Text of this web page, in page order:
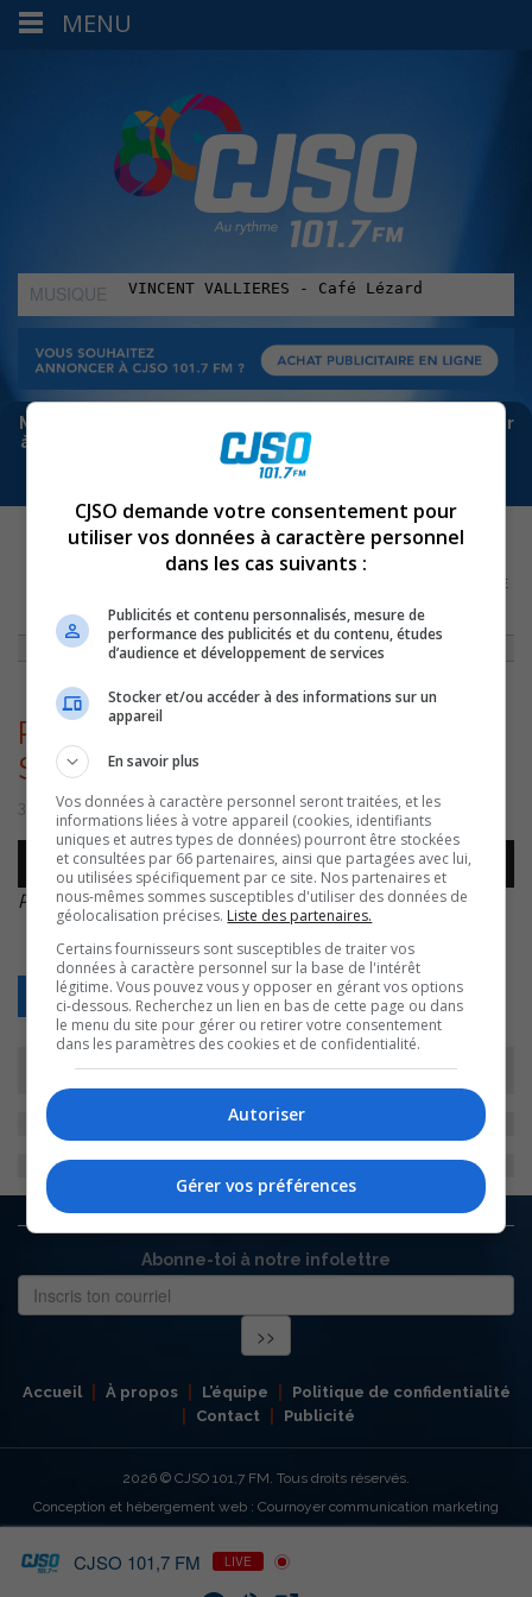
MUSIQUE
:
Meta bloque les infos sur Facebook. Pour ne rien manquer
à Sorel-Tracy et la région, abonne-toi à notre infolettre :
ENTREVUE INSPIRANTE: ROXANNE LAVERDIÈRE
ROXANNE LAVERDIERE – 30 SWPREMBRE –
ROXANNE LAVERDIERE – 30
SWPREMBRE –
30 septembre 2022 | Par Équipe CJSO
Lecteur
audio
00:00 00:00
ROXANNE LAVERDIERE – 30 SWPREMBRE –.
Retour
Abonne-toi à notre infolettre
Accueil À propos L’équipe
Politique de confidentialité
Contact
Publicité
2026 © CJSO 101,7 FM. Tous droits réservés.
Conception et hébergement web : Cournoyer communication marketing
CJSO 101,7 FM LIVE
MENU
CJSO demande votre consentement pour
utiliser vos données à caractère personnel
dans les cas suivants :
Publicités et contenu personnalisés, mesure de
performance des publicités et du contenu, études
d’audience et développement de services
Stocker et/ou accéder à des informations sur un
appareil
En savoir plus
Vos données à caractère personnel seront traitées, et les
informations liées à votre appareil (cookies, identifiants
uniques et autres types de données) pourront être stockées
et consultées par 66 partenaires, ainsi que partagées avec lui,
ou utilisées spécifiquement par ce site. Nos partenaires et
nous-mêmes sommes susceptibles d'utiliser des données de
géolocalisation précises. Liste des partenaires.
Certains fournisseurs sont susceptibles de traiter vos
données à caractère personnel sur la base de l'intérêt
légitime. Vous pouvez vous y opposer en gérant vos options
ci-dessous. Recherchez un lien en bas de cette page ou dans
le menu du site pour gérer ou retirer votre consentement
dans les paramètres des cookies et de confidentialité.
Autoriser
Gérer vos préférences